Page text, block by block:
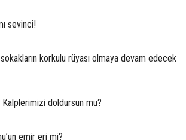
sevinci!
korkulu rüyası olmaya devam edecek
Kalplerimizi doldursun mu?
emir eri mi?